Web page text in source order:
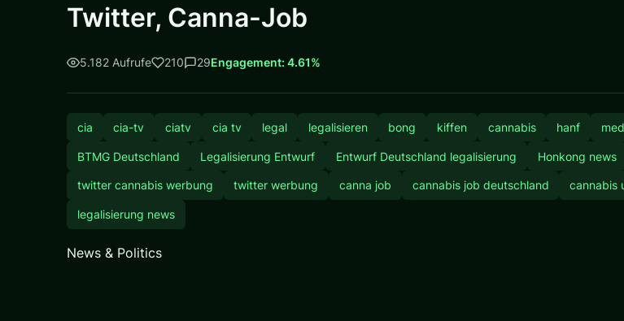
Twitter, Canna-Job
5.182 Aufrufe 210 29Engagement: 4.61%
cia cia-tv ciatv cia tv legal legalisieren bong kiffen cannabis hanf
BTMG Deutschland Legalisierung Entwurf Entwurf Deutschland legalisierung Honkong news
twitter cannabis werbung twitter werbung canna job cannabis job deutschland cannabis
legalisierung news
News & Politics